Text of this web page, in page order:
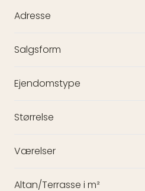
Adresse
Salgsform
Ejendomstype
Størrelse
Værelser
Altan/Terrasse i m²